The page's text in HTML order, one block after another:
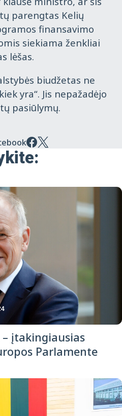
parengtas Kelių
finansavimo
siekiama ženkliai
lėšas.
biudžetas ne
yra“. Jis nepažadėjo
pasiūlymų.
įtakingiausias
Parlamente